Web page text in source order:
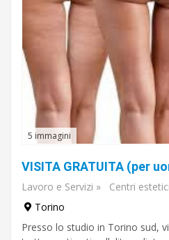
5 immagini
VISITA GRATUITA (per
Lavoro e Servizi »
Centri
Torino
Presso lo studio in Torino sud,